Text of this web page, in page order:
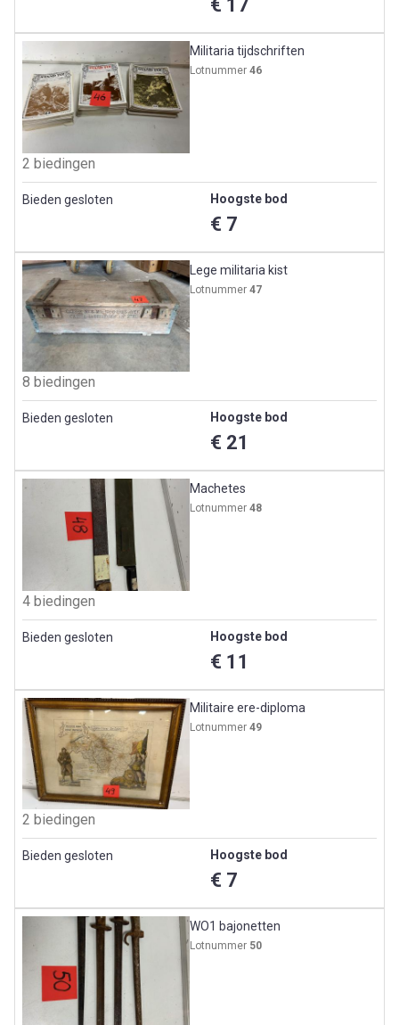
€ 17
Militaria tijdschriften
Lotnummer46
2 biedingen
Bieden gesloten Hoogste bod
€ 7
Lege militaria kist
Lotnummer47
8 biedingen
Bieden gesloten Hoogste bod
€ 21
Machetes
Lotnummer48
4 biedingen
Bieden gesloten Hoogste bod
€ 11
Militaire ere-diploma
Lotnummer49
2 biedingen
Bieden gesloten Hoogste bod
€ 7
WO1 bajonetten
Lotnummer 50